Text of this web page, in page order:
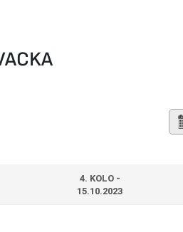
4. KOLO -
15.10.2023